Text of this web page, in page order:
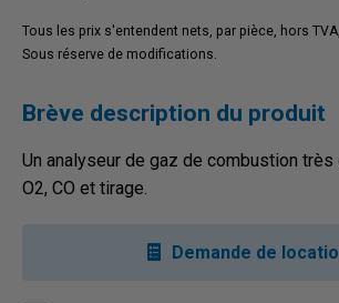
Tous les prix s'entendent nets, par pièce, hors
Sous réserve de modifications.
Brève description du produit
Un analyseur de gaz de combustion
O2, CO et tirage.
Demande de